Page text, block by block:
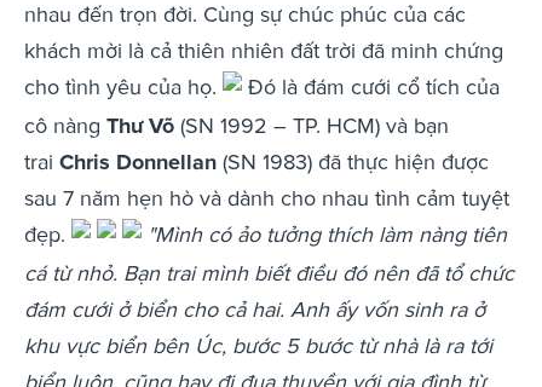
nhau đến trọn đời. Cùng sự chúc phúc của các
khách mời là cả thiên nhiên đất trời đã minh chứng
cho tình yêu của họ.
Đó là đám cưới cổ tích của
cô nàng Thư Võ (SN 1992 – TP. HCM) và bạn
trai Chris Donnellan (SN 1983) đã thực hiện được
sau 7 năm hẹn hò và dành cho nhau tình cảm tuyệt
đẹp.
"Mình có ảo tưởng thích làm nàng tiên
cá từ nhỏ. Bạn trai mình biết điều đó nên đã tổ chức
đám cưới ở biển cho cả hai. Anh ấy vốn sinh ra ở
khu vực biển bên Úc, bước 5 bước từ nhà là ra tới
biển luôn, cũng hay đi đua thuyền với gia đình từ